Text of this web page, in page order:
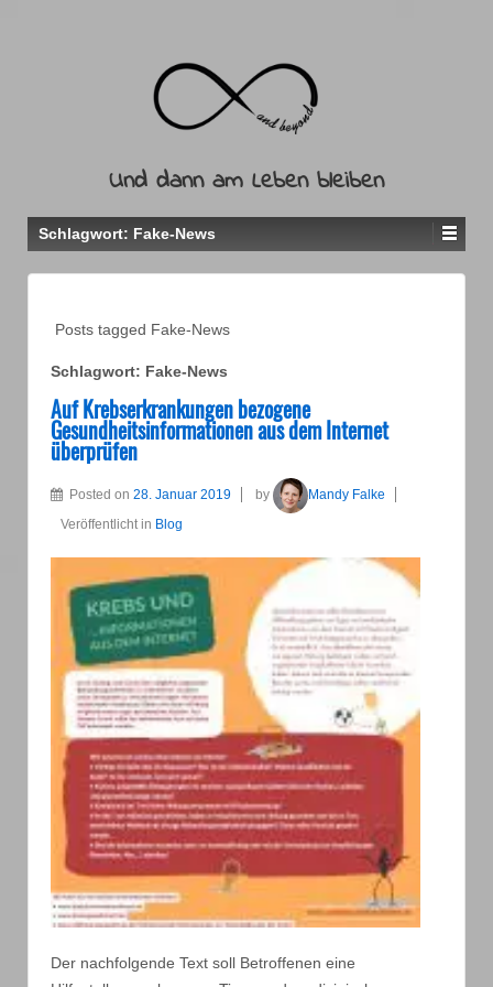
Und dann am Leben bleiben
Schlagwort: Fake-News
Posts tagged Fake-News
Schlagwort: Fake-News
Auf Krebserkrankungen bezogene
Gesundheitsinformationen aus dem Internet
überprüfen
Posted on 28. Januar 2019 by
Mandy Falke
Veröffentlicht in Blog
Der nachfolgende Text soll Betroffenen eine